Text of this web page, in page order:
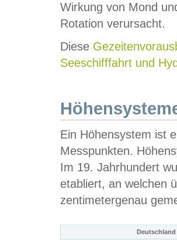
Wirkung von Mond
Rotation verursacht.
Diese
Seeschifffahrt und
Ein Höhensystem ist
Messpunkten.
Im 19. Jahrhundert
etabliert, an welchen
zentimetergenau